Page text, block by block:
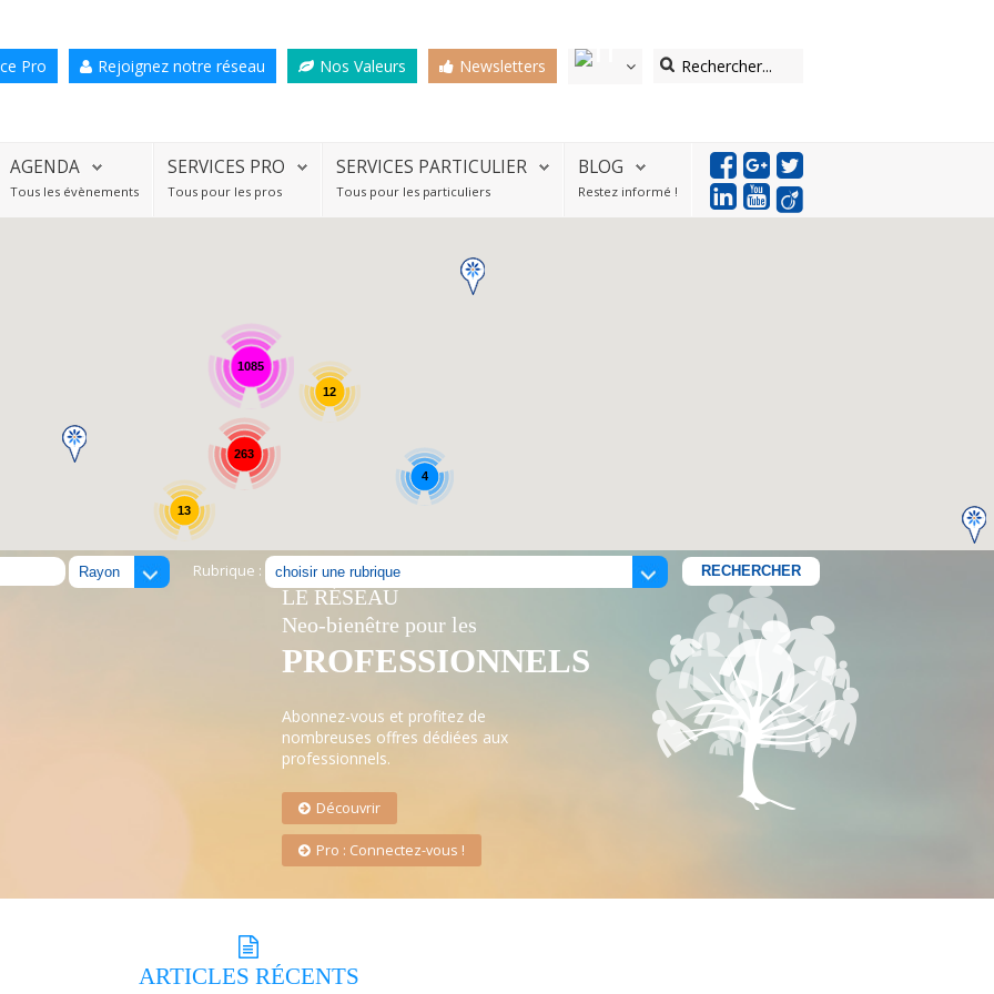
Pro Rejoignez notre réseau Nos Valeurs Newsletters
AGENDA
Tous les évènements
SERVICES PRO
Tous pour les pros
SERVICES PARTICULIER
Tous pour les particuliers
BLOG
Restez informé !
1085
13
263
4
12
Rubrique :
LE RÉSEAU
Neo-bienêtre pour les
PROFESSIONNELS
Abonnez-vous et profitez de
nombreuses offres dédiées aux
professionnels.
Découvrir
Pro : Connectez-vous !
ARTICLES RÉCENTS